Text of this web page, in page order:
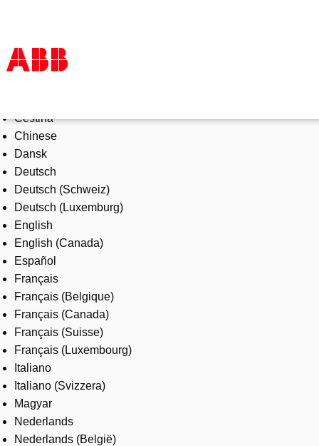
Products & Solutions
Industries
Services
About us
Where to buy
Contact us
Careers
Čeština
Chinese
Dansk
Deutsch
Deutsch (Schweiz)
Deutsch (Luxemburg)
English
English (Canada)
Español
Français
Français (Belgique)
Français (Canada)
Français (Suisse)
Français (Luxembourg)
Italiano
Italiano (Svizzera)
Magyar
Nederlands
Nederlands (België)